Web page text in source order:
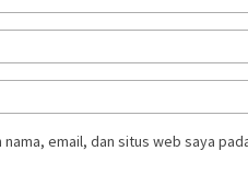
nama, email, dan situs web saya